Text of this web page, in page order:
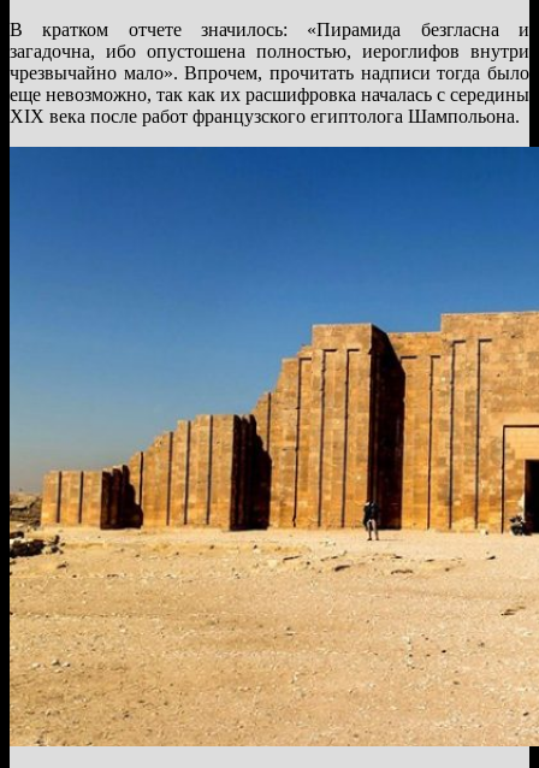
В кратком отчете значилось: «Пирамида безгласна и
загадочна, ибо опустошена полностью, иероглифов внутри
чрезвычайно мало». Впрочем, прочитать надписи тогда было
еще невозможно, так как их расшифровка началась с середины
XIX века после работ французского египтолога Шампольона.